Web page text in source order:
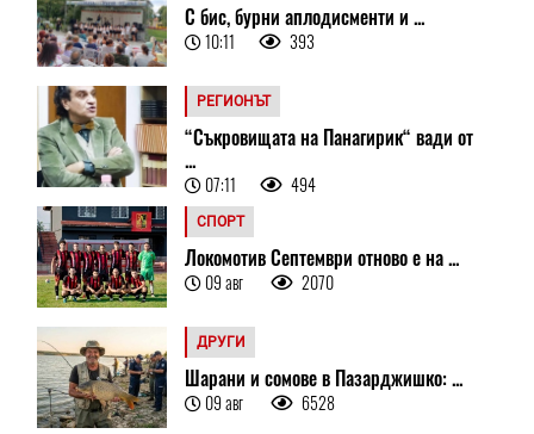
С бис, бурни аплодисменти и ...
10:11 393
РЕГИОНЪТ
“Съкровищата на Панагирик“ вади от
...
07:11 494
СПОРТ
Локомотив Септември отново е на ...
09 авг 2070
ДРУГИ
Шарани и сомове в Пазарджишко: ...
09 авг 6528